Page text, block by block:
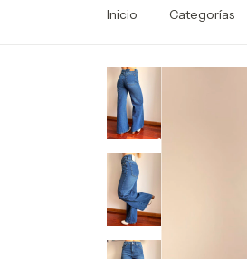
Inicio Categorías